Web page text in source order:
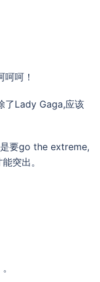
呵！
了Lady Gaga,应该
要go the extreme,
突出。